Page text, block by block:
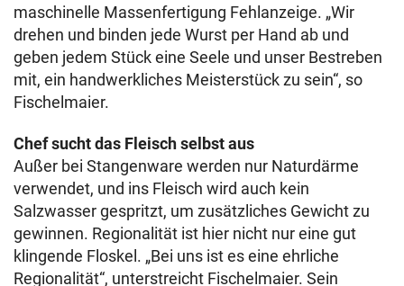
maschinelle Massenfertigung Fehlanzeige. „Wir
drehen und binden jede Wurst per Hand ab und
geben jedem Stück eine Seele und unser Bestreben
mit, ein handwerkliches Meisterstück zu sein“, so
Fischelmaier.
Chef sucht das Fleisch selbst aus
Außer bei Stangenware werden nur Naturdärme
verwendet, und ins Fleisch wird auch kein
Salzwasser gespritzt, um zusätzliches Gewicht zu
gewinnen. Regionalität ist hier nicht nur eine gut
klingende Floskel. „Bei uns ist es eine ehrliche
Regionalität“, unterstreicht Fischelmaier. Sein